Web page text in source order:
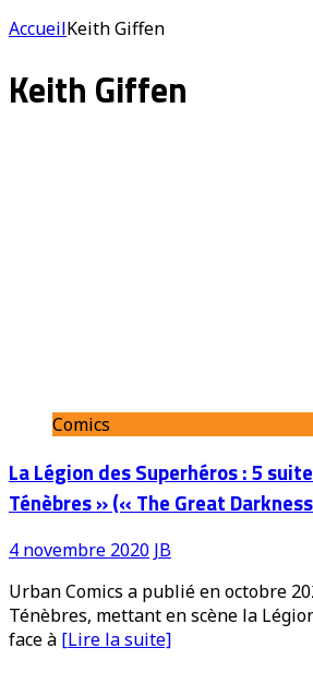
AccueilKeith Giffen
Keith Giffen
Comics
La Légion des Superhéros : 5
Ténèbres » (« The Great
4 novembre 2020 JB
Urban Comics a publié en octobre
Ténèbres, mettant en scène la
face à [Lire la suite]